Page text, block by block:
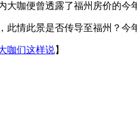
大咖便曾透露了福州房价的今
此情此景是否传导至福州？今
咖们这样说】